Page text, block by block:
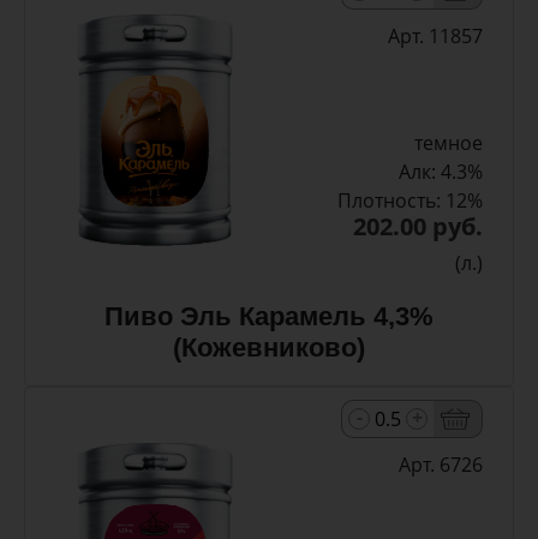
Арт. 11857
темное
Алк: 4.3%
Плотность: 12%
202.00 руб.
(л.)
Пиво Эль Карамель 4,3%
(Кожевниково)
Арт. 6726